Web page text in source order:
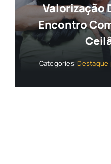
Valorização
Encontro
Categories: Destaque